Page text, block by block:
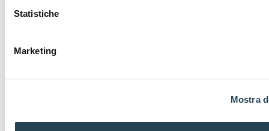
Statistiche
Marketing
Mostra